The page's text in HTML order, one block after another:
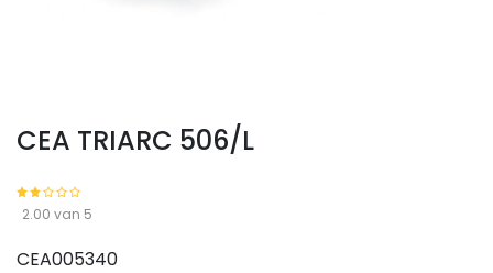
CEA TRIARC 506/L
2.00 van 5
CEA005340